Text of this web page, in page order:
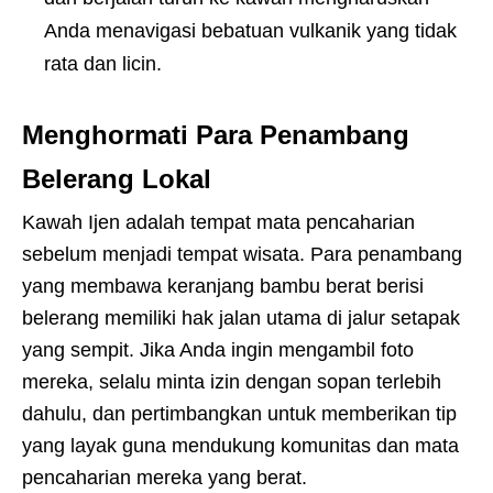
Anda menavigasi bebatuan vulkanik yang tidak
rata dan licin.
Menghormati Para Penambang
Belerang Lokal
Kawah Ijen adalah tempat mata pencaharian
sebelum menjadi tempat wisata. Para penambang
yang membawa keranjang bambu berat berisi
belerang memiliki hak jalan utama di jalur setapak
yang sempit. Jika Anda ingin mengambil foto
mereka, selalu minta izin dengan sopan terlebih
dahulu, dan pertimbangkan untuk memberikan tip
yang layak guna mendukung komunitas dan mata
pencaharian mereka yang berat.